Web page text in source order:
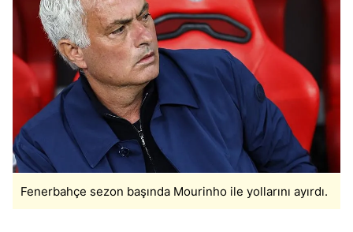
Fenerbahçe sezon başında Mourinho ile yollarını ayırdı.